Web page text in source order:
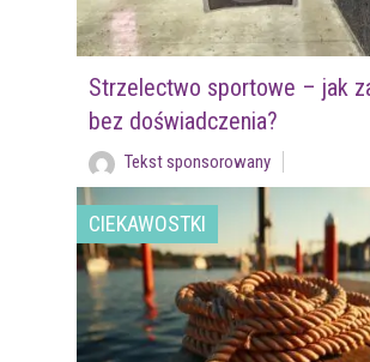
Strzelectwo sportowe – jak
bez doświadczenia?
Tekst sponsorowany
CIEKAWOSTKI